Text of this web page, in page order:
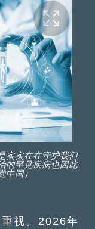
实实在在守护我们
的罕见疾病也因此
中国）
视。2026年